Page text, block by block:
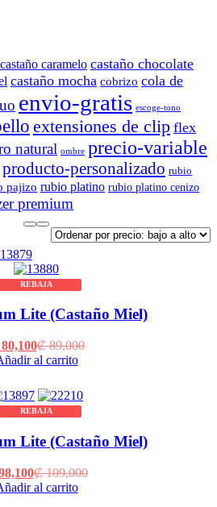
castaño caramelo castaño chocolate
castaño mocha cobrizo cola de
envio-gratis escoge-tono
extensiones de clip flex
natural ombre precio-variable
producto-personalizado rubio
pajizo rubio platino rubio platino cenizo
premium
REBAJA
Lite (Castaño Miel)
80,100Current
price
₡ 80,100.
₡89,000Original
al carrito
REBAJA
Lite (Castaño Miel)
Current
price
₡109,000Original
al carrito